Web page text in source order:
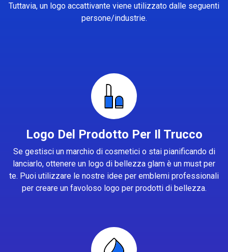
Tuttavia, un logo accattivante viene utilizzato dalle seguenti
persone/industrie.
Logo Del Prodotto Per Il Trucco
Se gestisci un marchio di cosmetici o stai pianificando di
lanciarlo, ottenere un logo di bellezza glam è un must per
te. Puoi utilizzare le nostre idee per emblemi professionali
per creare un favoloso logo per prodotti di bellezza.